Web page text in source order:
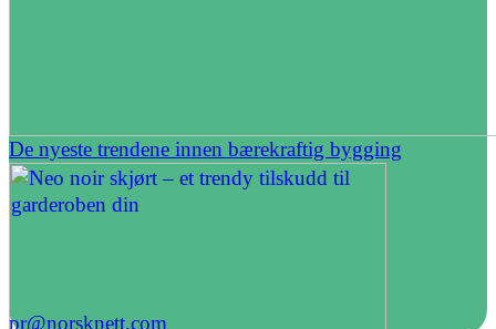
De nyeste trendene innen bærekraftig bygging
pr@norsknett.com